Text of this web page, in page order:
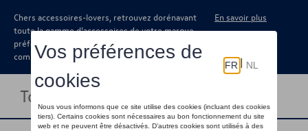
Chers accessoires-lovers, retrouvez dorénavant
toute la gamme d’accessoires de votre marque
préférée sous forme de catalogue à
commander auprès de votre concessionaire.
En savoir plus
Toggle navigation